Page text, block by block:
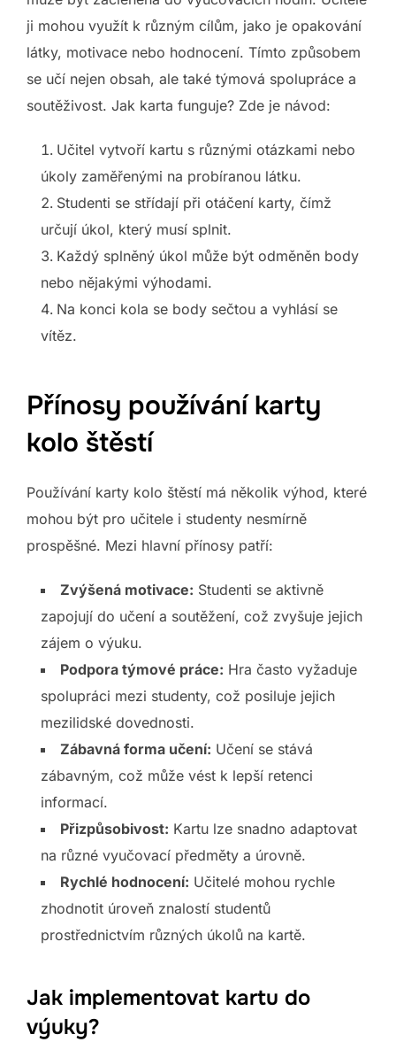
ji mohou využít k různým cílům, jako je opakování
látky, motivace nebo hodnocení. Tímto způsobem
se učí nejen obsah, ale také týmová spolupráce a
soutěživost. Jak karta funguje? Zde je návod:
Učitel vytvoří kartu s různými otázkami nebo
úkoly zaměřenými na probíranou látku.
Studenti se střídají při otáčení karty, čímž
určují úkol, který musí splnit.
Každý splněný úkol může být odměněn body
nebo nějakými výhodami.
Na konci kola se body sečtou a vyhlásí se
vítěz.
Přínosy používání karty
kolo štěstí
Používání karty kolo štěstí má několik výhod, které
mohou být pro učitele i studenty nesmírně
prospěšné. Mezi hlavní přínosy patří:
Zvýšená motivace: Studenti se aktivně
zapojují do učení a soutěžení, což zvyšuje jejich
zájem o výuku.
Podpora týmové práce: Hra často vyžaduje
spolupráci mezi studenty, což posiluje jejich
mezilidské dovednosti.
Zábavná forma učení: Učení se stává
zábavným, což může vést k lepší retenci
informací.
Přizpůsobivost: Kartu lze snadno adaptovat
na různé vyučovací předměty a úrovně.
Rychlé hodnocení: Učitelé mohou rychle
zhodnotit úroveň znalostí studentů
prostřednictvím různých úkolů na kartě.
Jak implementovat kartu do
výuky?